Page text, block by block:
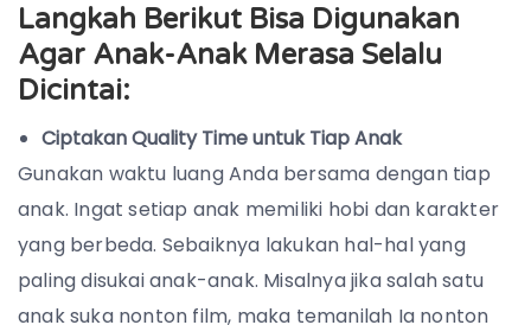
Langkah Berikut Bisa Digunakan
Agar Anak-Anak Merasa Selalu
Dicintai:
Ciptakan Quality Time untuk Tiap Anak
Gunakan waktu luang Anda bersama dengan tiap
anak. Ingat setiap anak memiliki hobi dan karakter
yang berbeda. Sebaiknya lakukan hal-hal yang
paling disukai anak-anak. Misalnya jika salah satu
anak suka nonton film, maka temanilah Ia nonton